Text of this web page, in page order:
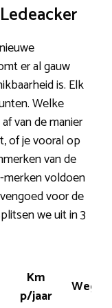
er al gauw
is. Elk
Welke
van de manier
of je vooral op
van de
voldoen
voor de
we uit in 3
Km
p/jaar